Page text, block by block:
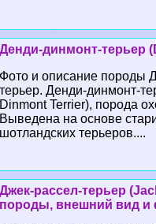
Денди-динмонт-терьер
Фото и описание породы
терьер. Денди-динмонт-
Dinmont Terrier), порода
Выведена на основе
шотландских терьеров....
Джек-рассел-терьер
породы, внешний вид и